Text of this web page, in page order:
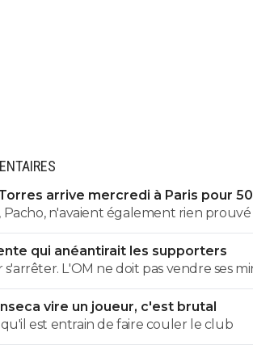
arrive mercredi à Paris pour
Pacho, n'avaient également rien prouvé
qui anéantirait les supporters
s'arrêter. L'OM ne doit pas vendre ses
cette saison. Vendre Mmadi
à Villareal stop. Qui sait si Mmadi
plus en fin de saison???
vire un joueur, c'est brutal
est entrain de faire couler le club